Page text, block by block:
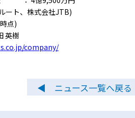
ート、株式会社JTB)
点)
樹
company/
◀ ニュース一覧へ戻る